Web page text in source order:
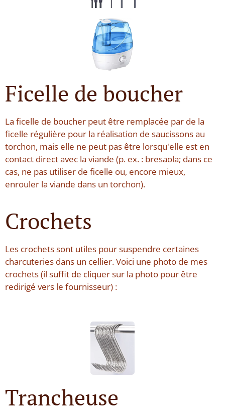
Ficelle de boucher
La ficelle de boucher peut être remplacée par de la
ficelle régulière pour la réalisation de saucissons au
torchon, mais elle ne peut pas être lorsqu'elle est en
contact direct avec la viande (p. ex. : bresaola; dans ce
cas, ne pas utiliser de ficelle ou, encore mieux,
enrouler la viande dans un torchon).
Crochets
Les crochets sont utiles pour suspendre certaines
charcuteries dans un cellier. Voici une photo de mes
crochets (il suffit de cliquer sur la photo pour être
redirigé vers le fournisseur) :
Trancheuse